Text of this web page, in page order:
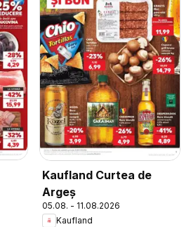
Kaufland Curtea de
Argeș
05.08. - 11.08.2026
Kaufland